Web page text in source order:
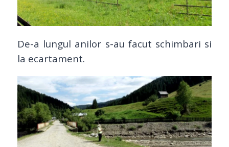
De-a lungul anilor s-au facut schimbari si
la ecartament.